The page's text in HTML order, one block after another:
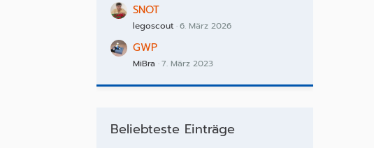
SNOT
legoscout 6. März 2026
GWP
MiBra 7. März 2023
Beliebteste Einträge